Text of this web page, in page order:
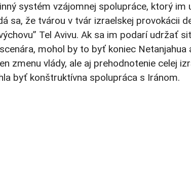
systém vzájomnej spolupráce, ktorý im
sa, že tvárou v tvár izraelskej provokácii
Tel Avivu. Ak sa im podarí udržať
mohol by to byť koniec Netanjahua
zmenu vlády, ale aj prehodnotenie celej
byť konštruktívna spolupráca s Iránom.